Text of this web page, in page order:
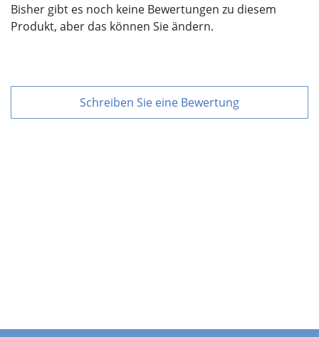
Bisher gibt es noch keine Bewertungen zu diesem
Produkt, aber das können Sie ändern.
Schreiben Sie eine Bewertung